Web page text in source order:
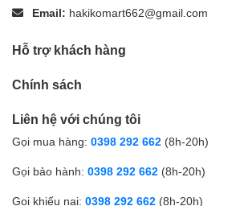
Email: hakikomart662@gmail.com
Hỗ trợ khách hàng
Chính sách
Liên hệ với chúng tôi
Gọi mua hàng: 0398 292 662 (8h-20h)
Gọi bảo hành: 0398 292 662 (8h-20h)
Gọi khiếu nại: 0398 292 662 (8h-20h)